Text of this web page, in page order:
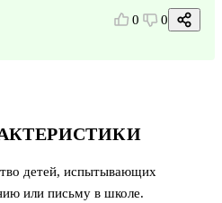
детей, испытывающих
или письму в школе.
0 0